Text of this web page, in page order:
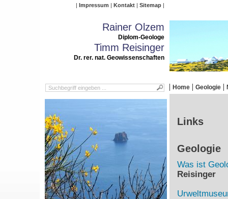
Impressum Kontakt Sitemap
Rainer Olzem
Diplom-Geologe
Timm Reisinger
Dr. rer. nat. Geowissenschaften
Home Geologie
Links
Geologie
Was ist
Reisinger